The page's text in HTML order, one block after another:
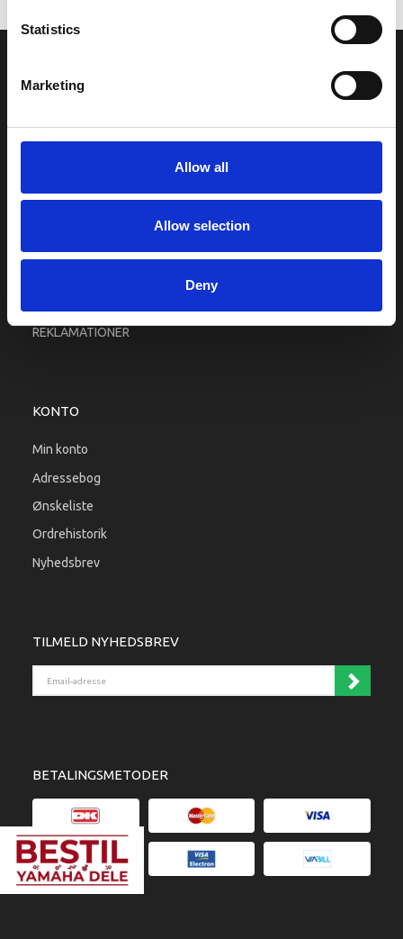
Statistics
Marketing
Allow all
Allow selection
Deny
INFORMATIONER
Fragt og levering
Betingelser & Vilkår
Købsgaranti
REKLAMATIONER
KONTO
Min konto
Adressebog
Ønskeliste
Ordrehistorik
Nyhedsbrev
TILMELD NYHEDSBREV
BETALINGSMETODER